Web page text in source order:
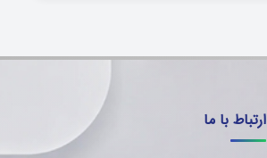
ارتباط با ما